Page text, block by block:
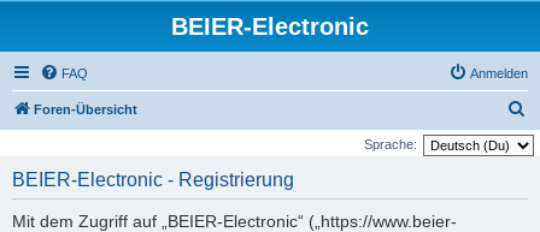
BEIER-Electronic
FAQ Anmelden
Foren-Übersicht
u
Sprache:
BEIER-Electronic - Registrierung
Mit dem Zugriff auf „BEIER-Electronic“ („https://www.beier-